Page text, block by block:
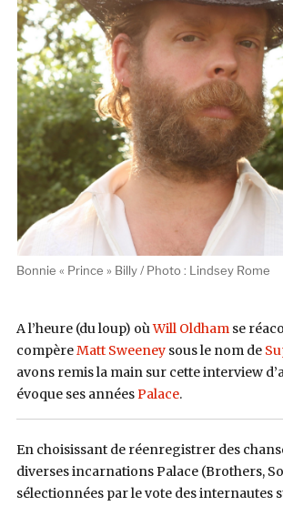
Bonnie « Prince » Billy / Photo : Lindsey Rome
A l’heure (du loup) oùWill Oldhamse
compèreMatt Sweeneysous le nom de
avons remis la main sur cette interview
évoque ses annéesPalace.
En choisissant de réenregistrer des
diverses incarnations Palace (Brothers,
sélectionnées par le vote des internautes